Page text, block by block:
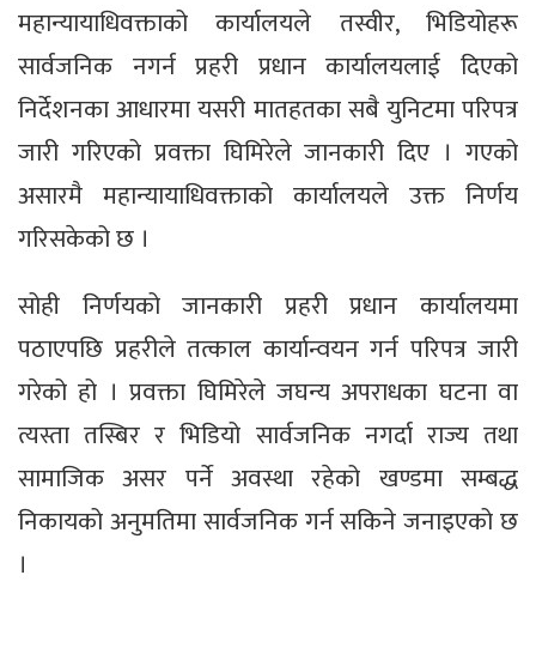
महान्यायाधिवक्ताको कार्यालयले तस्वीर, भिडियोहरू
सार्वजनिक नगर्न प्रहरी प्रधान कार्यालयलाई दिएको
निर्देशनका आधारमा यसरी मातहतका सबै युनिटमा परिपत्र
जारी गरिएको प्रवक्ता घिमिरेले जानकारी दिए । गएको
असारमै महान्यायाधिवक्ताको कार्यालयले उक्त निर्णय
गरिसकेको छ ।
सोही निर्णयको जानकारी प्रहरी प्रधान कार्यालयमा
पठाएपछि प्रहरीले तत्काल कार्यान्वयन गर्न परिपत्र जारी
गरेको हो । प्रवक्ता घिमिरेले जघन्य अपराधका घटना वा
त्यस्ता तस्बिर र भिडियो सार्वजनिक नगर्दा राज्य तथा
सामाजिक असर पर्ने अवस्था रहेको खण्डमा सम्बद्ध
निकायको अनुमतिमा सार्वजनिक गर्न सकिने जनाइएको छ
।